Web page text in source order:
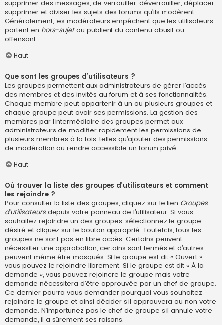
supprimer des messages, de verrouiller, déverrouiller, déplacer,
supprimer et diviser les sujets des forums qu’ils modèrent.
Généralement, les modérateurs empêchent que les utilisateurs
partent en hors-sujetou publient du contenu abusif ou
offensant.
Haut
Que sont les groupes d’utilisateurs ?
Les groupes permettent aux administrateurs de gérer l’accès
des membres et des invités au forum et à ses fonctionnalités.
Chaque membre peut appartenir à un ou plusieurs groupes et
chaque groupe peut avoir ses permissions. La gestion des
membres par l’intermédiaire des groupes permet aux
administrateurs de modifier rapidement les permissions de
plusieurs membres à la fois, telles qu’ajouter des permissions
de modération ou rendre accessible un forum privé.
Haut
Où trouver la liste des groupes d’utilisateurs et comment
les rejoindre ?
Pour consulter la liste des groupes, cliquez sur le lien Groupes
d’utilisateursdepuis votre panneau de l’utilisateur. Si vous
souhaitez rejoindre un des groupes, sélectionnez le groupe
désiré et cliquez sur le bouton approprié. Toutefois, tous les
groupes ne sont pas en libre accès. Certains peuvent
nécessiter une approbation, certains sont fermés et d’autres
peuvent même être masqués. Si le groupe est dit « Ouvert »,
vous pouvez le rejoindre librement. Si le groupe est dit « À la
demande », vous pouvez rejoindre le groupe mais votre
demande nécessitera d’être approuvée par un chef de groupe.
Ce dernier pourra vous demander pourquoi vous souhaitez
rejoindre le groupe et ainsi décider s’il approuvera ou non votre
demande. N’importunez pas le chef de groupe s’il annule votre
demande, il a sûrement ses raisons.